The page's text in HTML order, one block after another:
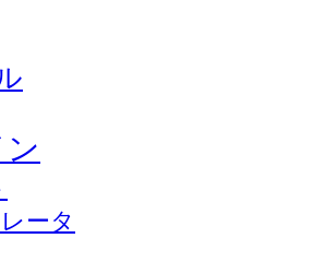
ータ